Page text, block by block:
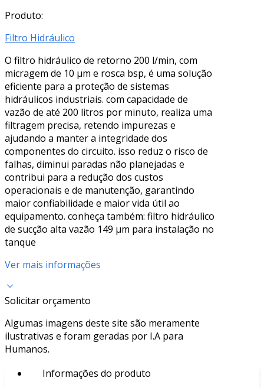
Produto:
Filtro Hidráulico
O filtro hidráulico de retorno 200 l/min, com
micragem de 10 μm e rosca bsp, é uma solução
eficiente para a proteção de sistemas
hidráulicos industriais. com capacidade de
vazão de até 200 litros por minuto, realiza uma
filtragem precisa, retendo impurezas e
ajudando a manter a integridade dos
componentes do circuito. isso reduz o risco de
falhas, diminui paradas não planejadas e
contribui para a redução dos custos
operacionais e de manutenção, garantindo
maior confiabilidade e maior vida útil ao
equipamento. conheça também: filtro hidráulico
de sucção alta vazão 149 µm para instalação no
tanque
Ver mais informações
Solicitar orçamento
Algumas imagens deste site são meramente
ilustrativas e foram geradas por I.A para
Humanos.
Informações do produto